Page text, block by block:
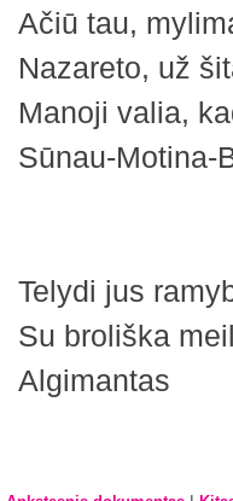
Ačiū tau,
Nazareto, už
Manoji valia,
Sūnau-Motina-
Telydi jus
Su broliška
Algimantas